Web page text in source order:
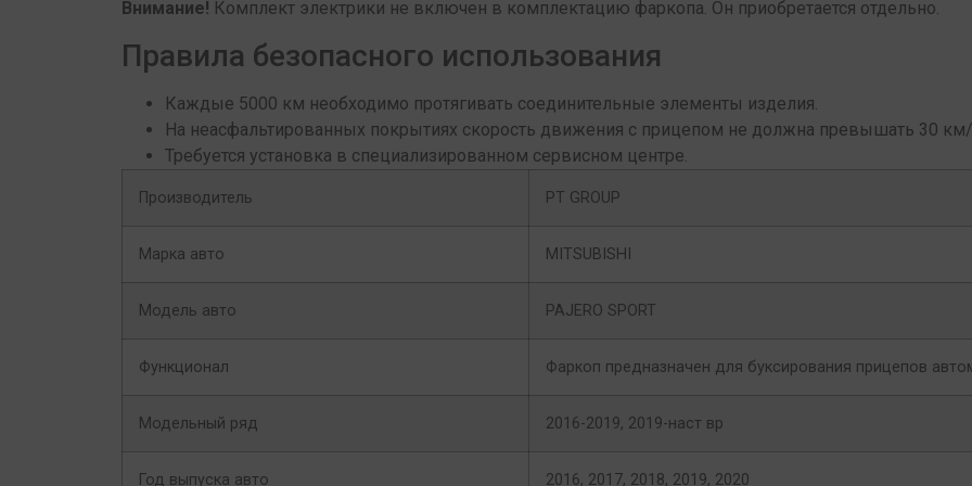
Внимание! Комплект электрики не включен в комплектацию фаркопа. Он приобретается отдельно.
Правила безопасного использования
Каждые 5000 км необходимо протягивать соединительные элементы изделия.
На неасфальтированных покрытиях скорость движения с прицепом не должна превышать 30 км/
Требуется установка в специализированном сервисном центре.
Производитель PT GROUP
Марка авто MITSUBISHI
Модель авто PAJERO SPORT
Функционал Фаркоп предназначен для буксирования прицепов
Модельный ряд 2016-2019, 2019-наст вр
Год выпуска авто 2016, 2017, 2018, 2019, 2020